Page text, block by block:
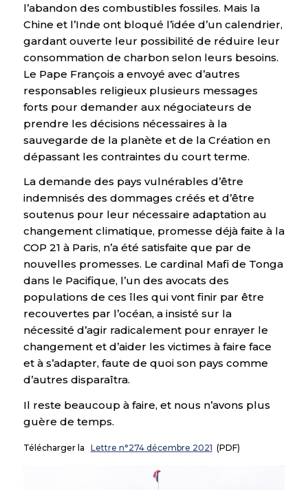
l’abandon des combustibles fossiles. Mais la
Chine et l’Inde ont bloqué l’idée d’un calendrier,
gardant ouverte leur possibilité de réduire leur
consommation de charbon selon leurs besoins.
Le Pape François a envoyé avec d’autres
responsables religieux plusieurs messages
forts pour demander aux négociateurs de
prendre les décisions nécessaires à la
sauvegarde de la planète et de la Création en
dépassant les contraintes du court terme.
La demande des pays vulnérables d’être
indemnisés des dommages créés et d’être
soutenus pour leur nécessaire adaptation au
changement climatique, promesse déjà faite à la
COP 21 à Paris, n’a été satisfaite que par de
nouvelles promesses. Le cardinal Mafi de Tonga
dans le Pacifique, l’un des avocats des
populations de ces îles qui vont finir par être
recouvertes par l’océan, a insisté sur la
nécessité d’agir radicalement pour enrayer le
changement et d’aider les victimes à faire face
et à s’adapter, faute de quoi son pays comme
d’autres disparaîtra.
Il reste beaucoup à faire, et nous n’avons plus
guère de temps.
Télécharger la Lettre n°274 décembre 2021 (PDF)